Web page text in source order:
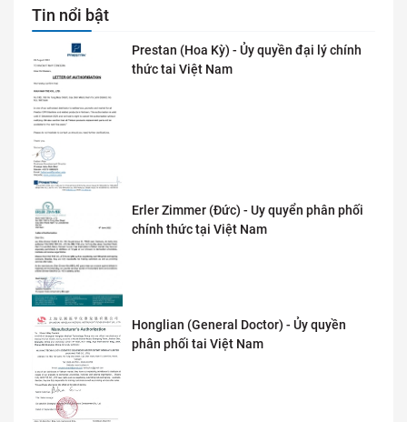
Tin nổi bật
Prestan (Hoa Kỳ) - Ủy quyền đại lý chính
thức tai Việt Nam
Erler Zimmer (Đức) - Uy quyển phân phối
chính thức tại Việt Nam
Honglian (General Doctor) - Ủy quyền
phân phối tai Việt Nam